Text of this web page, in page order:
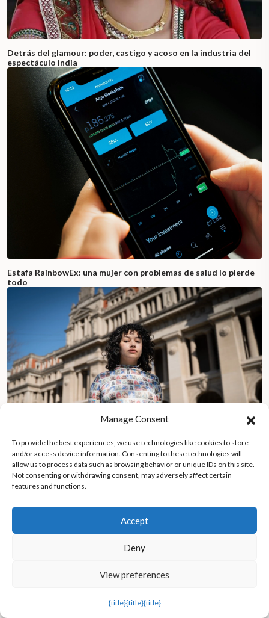
Detrás del glamour: poder, castigo y acoso en la industria del
espectáculo india
Estafa RainbowEx: una mujer con problemas de salud lo pierde
todo
Una mujer relata abusos sexuales en el juicio contra el famoso
Manage Consent
To provide the best experiences, we use technologies like cookies to store
and/or access device information. Consenting to these technologies will
allow us to process data such as browsing behavior or unique IDs on this site.
Not consenting or withdrawing consent, may adversely affect certain
features and functions.
Accept
Deny
View preferences
{title}{title}{title}